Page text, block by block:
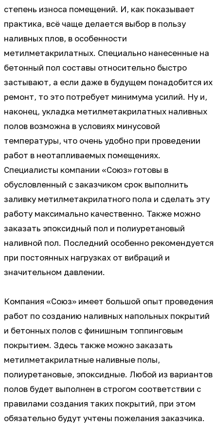
степень износа помещений. И, как показывает
практика, всё чаще делается выбор в пользу
наливных плов, в особенности
метилметакрилатных. Специально нанесенные на
бетонный пол составы относительно быстро
застывают, а если даже в будущем понадобится их
ремонт, то это потребует минимума усилий. Ну и,
наконец, укладка метилметакрилатных наливных
полов возможна в условиях минусовой
температуры, что очень удобно при проведении
работ в неотапливаемых помещениях.
Специалисты компании «Союз» готовы в
обусловленный с заказчиком срок выполнить
заливку метилметакрилатного пола и сделать эту
работу максимально качественно. Также можно
заказать эпоксидный пол и полиуретановый
наливной пол. Последний особенно рекомендуется
при постоянных нагрузках от вибраций и
значительном давлении.
Компания «Союз» имеет большой опыт проведения
работ по созданию наливных напольных покрытий
и бетонных полов с финишным топпинговым
покрытием. Здесь также можно заказать
метилметакрилатные наливные полы,
полиуретановые, эпоксидные. Любой из вариантов
полов будет выполнен в строгом соответствии с
правилами создания таких покрытий, при этом
обязательно будут учтены пожелания заказчика.